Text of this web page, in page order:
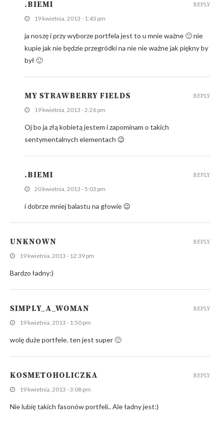
.BIEMI
19 kwietnia, 2013 - 1:43 pm
ja noszę i przy wyborze portfela jest to u mnie ważne 🙂 nie
kupie jak nie będzie przegródki na nie nie ważne jak piękny by
był 🙂
REPLY
MY STRAWBERRY FIELDS
19 kwietnia, 2013 - 2:26 pm
Oj bo ja złą kobietą jestem i zapominam o takich
sentymentalnych elementach 😉
REPLY
.BIEMI
20 kwietnia, 2013 - 5:03 pm
i dobrze mniej balastu na głowie 😉
REPLY
UNKNOWN
19 kwietnia, 2013 - 12:39 pm
Bardzo ładny:)
REPLY
SIMPLY_A_WOMAN
19 kwietnia, 2013 - 1:50 pm
wolę duże portfele. ten jest super 🙂
REPLY
KOSMETOHOLICZKA
19 kwietnia, 2013 - 3:08 pm
Nie lubię takich fasonów portfeli.. Ale ładny jest:)
REPLY